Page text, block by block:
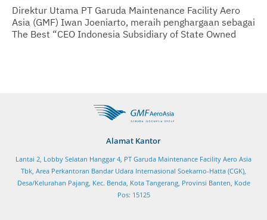
Direktur Utama PT Garuda Maintenance Facility Aero
Asia (GMF) Iwan Joeniarto, meraih penghargaan sebagai
The Best “CEO Indonesia Subsidiary of State Owned
Alamat Kantor
Lantai 2, Lobby Selatan Hanggar 4, PT Garuda Maintenance Facility Aero Asia
Tbk, Area Perkantoran Bandar Udara Internasional Soekarno-Hatta (CGK),
Desa/Kelurahan Pajang, Kec. Benda, Kota Tangerang, Provinsi Banten, Kode
Pos: 15125